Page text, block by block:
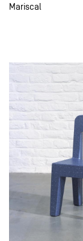
Mariscal